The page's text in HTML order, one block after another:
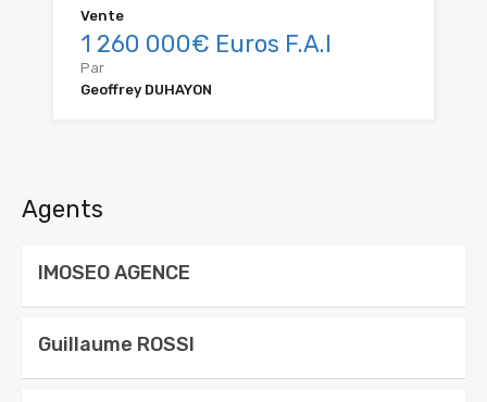
Vente
1 260 000€ Euros F.A.I
Par
Geoffrey DUHAYON
Agents
IMOSEO AGENCE
Guillaume ROSSI